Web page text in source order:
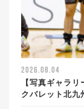
2026.08.04
【写真ギャラ
クバレット北